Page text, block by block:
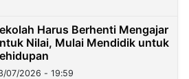
Harus Berhenti Mengajar
Nilai, Mulai Mendidik untuk
07/2026 - 19:59